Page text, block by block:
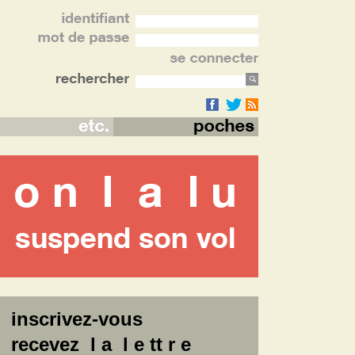
inscrivez-vous
recevez l a l e tt r e